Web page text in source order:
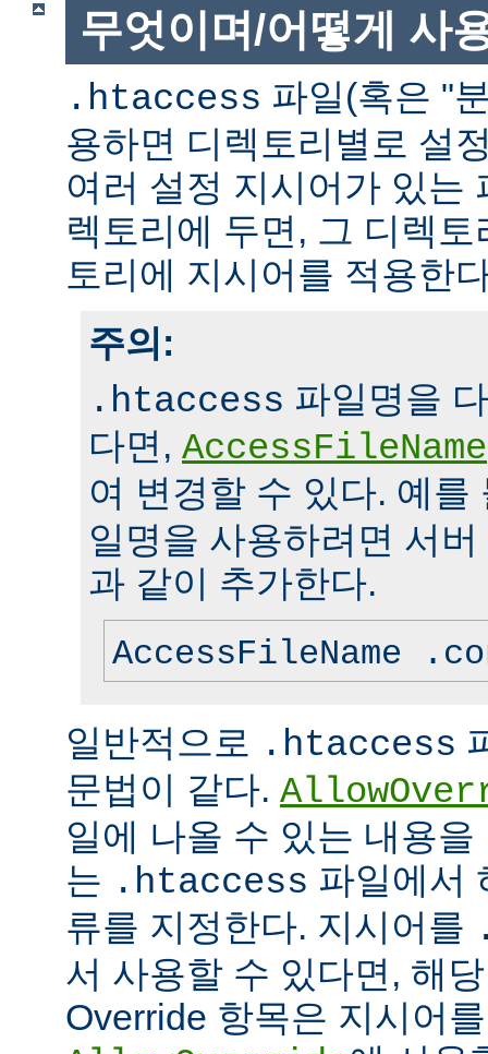
무엇이며/어떻게 사
.htaccess 파일(혹은 "
용하면 디렉토리별로 설
여러 설정 지시어가 있는
렉토리에 두면, 그 디렉
토리에 지시어를 적용한
주의:
.htaccess 파일명을
다면, AccessFileName
여 변경할 수 있다. 예
일명을 사용하려면 서
과 같이 추가한다.
AccessFileName
일반적으로 .htaccess
문법이 같다.
일에 나올 수 있는 내용
는 .htaccess 파일에서
류를 지정한다. 지시어를
서 사용할 수 있다면, 해
Override 항목은 지시어